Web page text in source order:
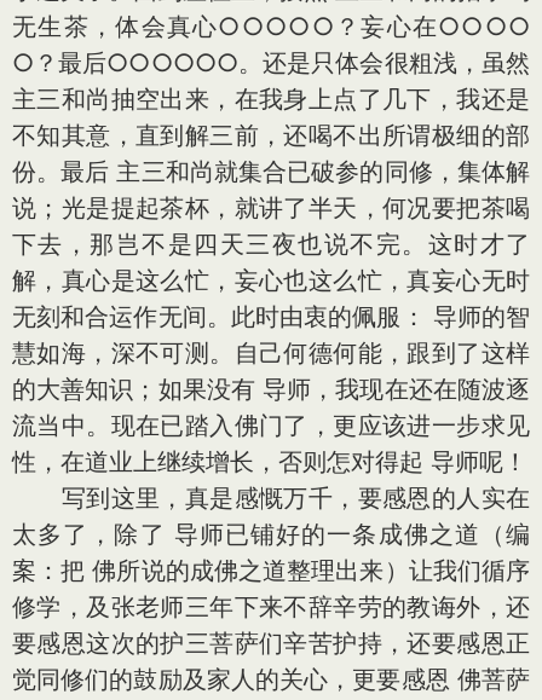
无生茶，体会真心○○○○○？妄心在○○○○
○？最后○○○○○○。还是只体会很粗浅，虽然
主三和尚抽空出来，在我身上点了几下，我还是
不知其意，直到解三前，还喝不出所谓极细的部
份。最后 主三和尚就集合已破参的同修，集体解
说；光是提起茶杯，就讲了半天，何况要把茶喝
下去，那岂不是四天三夜也说不完。这时才了
解，真心是这么忙，妄心也这么忙，真妄心无时
无刻和合运作无间。此时由衷的佩服： 导师的智
慧如海，深不可测。自己何德何能，跟到了这样
的大善知识；如果没有 导师，我现在还在随波逐
流当中。现在已踏入佛门了，更应该进一步求见
性，在道业上继续增长，否则怎对得起 导师呢！
写到这里，真是感慨万千，要感恩的人实在
太多了，除了 导师已铺好的一条成佛之道（编
案：把 佛所说的成佛之道整理出来）让我们循序
修学，及张老师三年下来不辞辛劳的教诲外，还
要感恩这次的护三菩萨们辛苦护持，还要感恩正
觉同修们的鼓励及家人的关心，更要感恩 佛菩萨